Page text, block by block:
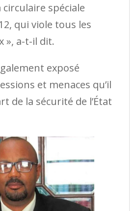
spéciale
qui viole tous les
», a-t-il dit.
exposé
et menaces qu’il
de la sécurité de l’État